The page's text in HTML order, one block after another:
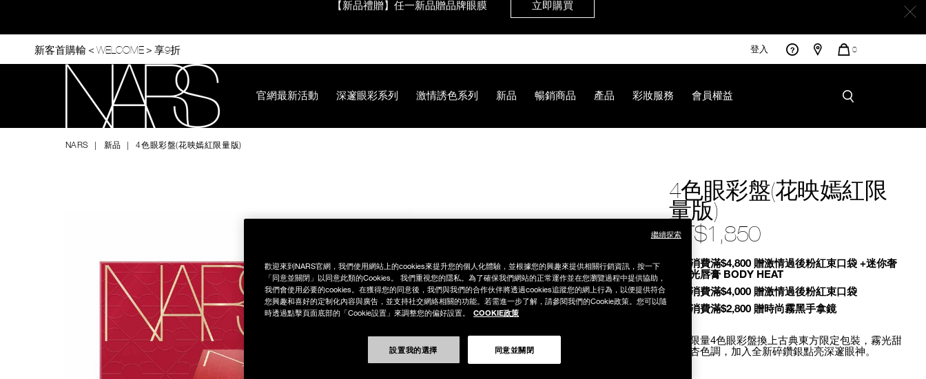
content
【8/3-8/10限定】明星底妝買1送1 立即購買
新客首購輸＜WELCOME＞享9折 登入
您
0
官網最新活動 深邃眼彩系列 激情誘色系列 新品 暢銷商品 產品 彩妝服務 會員權益
NARS 新品 4色眼彩盤(花映嫣紅限量版)
4色眼彩盤(花映嫣紅限
量版)
NT$1,850
Promotions
全館消費滿$4,800 贈激情過後粉紅束口袋 +迷你奢
慾緞光唇膏 BODY HEAT
全館消費滿$4,000 贈激情過後粉紅束口袋
全館消費滿$2,800 贈時尚霧黑手拿鏡
全新限量4色眼彩盤換上古典東方限定包裝，霧光甜
橘奶杏色調，加入全新碎鑽銀點亮深邃眼神。
歡迎來到NARS官網，我們使用網站上的cookies來提升您的個人化體驗，並根據您的興趣來提供相關行銷資訊，按一下
「同意並關閉」以同意此類的Cookies。 我們重視您的隱私。為了確保我們網站的正常運作並在您瀏覽過程中提供協助，
我們會使用必要的cookies。在獲得您的同意後，我們與我們的合作伙伴將透過cookies追蹤您的網上行為，以便提供符合
您興趣和喜好的定制化內容與廣告，並支持社交網絡相關的功能。若需進一步了解，請參閱我們的Cookie政策。您可以隨
時透過點擊頁面底部的「Cookie設置」來調整您的偏好設置。
COOKIE政策
設置我的選擇 同意並關閉
繼續探索